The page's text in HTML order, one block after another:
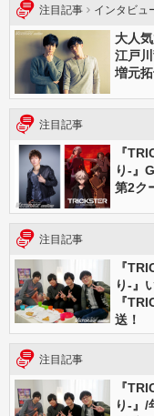
注目記事 インタビュ
大人
江戸
増元
注目記事
『
り-』
第2ク
注目記事
『
り-』
『
送！
注目記事
『
り-』/